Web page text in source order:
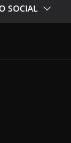
SOCIAL